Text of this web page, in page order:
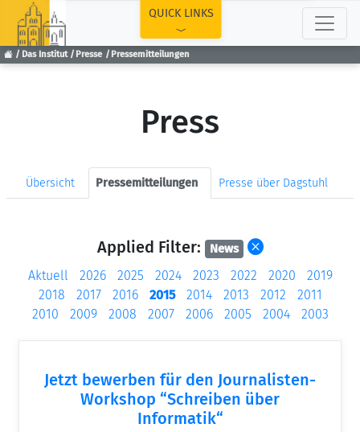
Das Institut Presse Pressemitteilungen
QUICK LINKS
Press
Übersicht Pressemitteilungen Presse über Dagstuhl
Applied Filter: News
Aktuell 2026 2025 2024 2023 2022 2020
2019
2018
2017 2016 2015 2014 2013 2012
2011
2010
2009 2008 2007 2006 2005 2004 2003
Jetzt bewerben für den Journalisten-
Workshop “Schreiben über
Informatik“